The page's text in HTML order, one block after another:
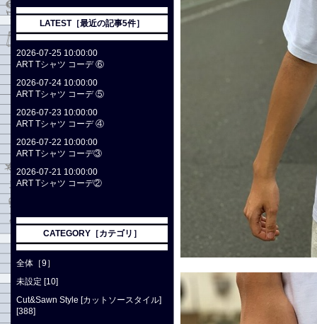
LATEST［最近の記事5件］
2026-07-25 10:00:00
ART Tシャツ コーデ ⑥
2026-07-24 10:00:00
ART Tシャツ コーデ ⑤
2026-07-23 10:00:00
ART Tシャツ コーデ ④
2026-07-22 10:00:00
ART Tシャツ コーデ③
2026-07-21 10:00:00
ART Tシャツ コーデ②
CATEGORY［カテゴリ］
全体［9］
未設定 [10]
Cut&Sawn Style [カットソースタイル]
[388]